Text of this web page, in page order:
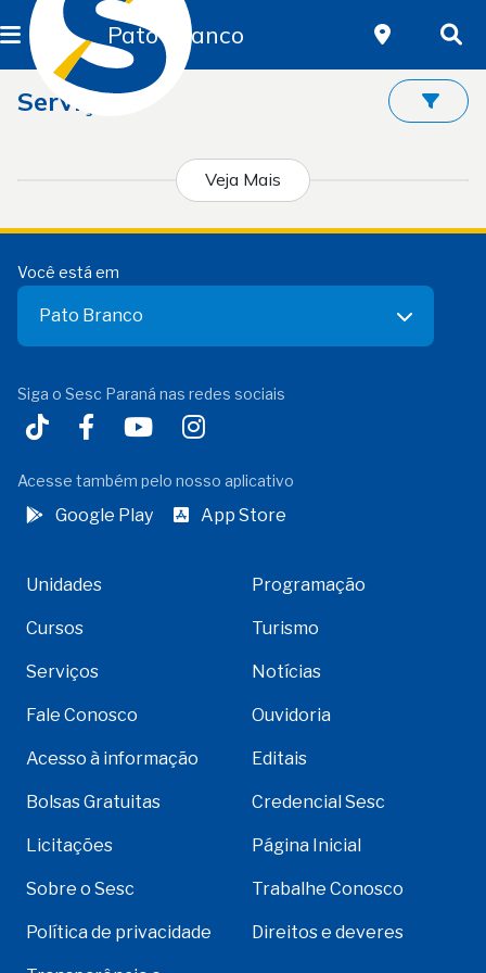
Pato Branco
Serviços
Veja Mais
Você está em
Pato Branco
Siga o Sesc Paraná nas redes sociais
Acesse também pelo nosso aplicativo
Google Play App Store
Unidades Programação
Cursos Turismo
Serviços Notícias
Fale Conosco Ouvidoria
Acesso à informação Editais
Bolsas Gratuitas Credencial Sesc
Licitações Página Inicial
Sobre o Sesc Trabalhe Conosco
Política de privacidade Direitos e deveres